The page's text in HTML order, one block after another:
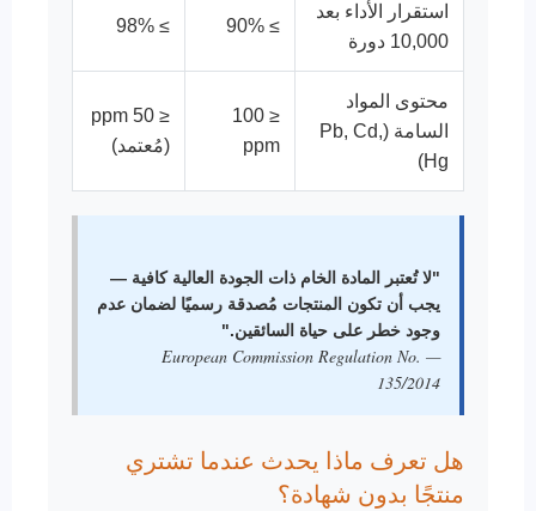
استقرار الأداء بعد
10,000 دورة
≥ 90%
≥ 98%
محتوى المواد
السامة (Pb, Cd,
Hg)
≤ 100
ppm
≤ 50 ppm
(مُعتمد)
"لا تُعتبر المادة الخام ذات الجودة العالية كافية —
يجب أن تكون المنتجات مُصدقة رسميًا لضمان عدم
وجود خطر على حياة السائقين."
— European Commission Regulation No.
135/2014
هل تعرف ماذا يحدث عندما تشتري
منتجًا بدون شهادة؟